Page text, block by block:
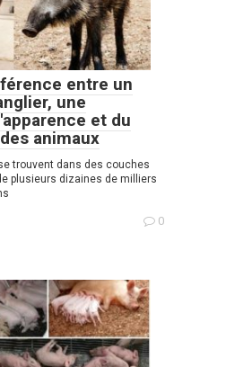
entre un
une
et du
animaux
trouvent dans des couches
plusieurs dizaines de milliers
0